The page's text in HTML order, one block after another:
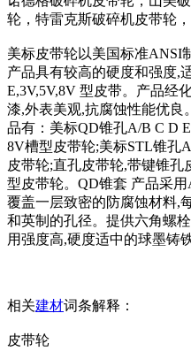
轮，特雷克斯破碎机皮带轮
美标皮带轮以美国标准ANSI
产品具有较高的硬度和强度,
E,3V,5V,8V 型皮带。产品经
漆,外表美观,抗腐蚀性能优良
品有：美标QD锥孔A/B C D
8V槽型皮带轮;美标STL锥孔
皮带轮;直孔皮带轮,带键锥孔
型皮带轮。QD锥套 产品采
覆盖一层致密的防腐蚀材料,
和英制的孔径。提供六角螺
用强度高,硬度适中的球墨铸
相关建材词条解释：
皮带轮